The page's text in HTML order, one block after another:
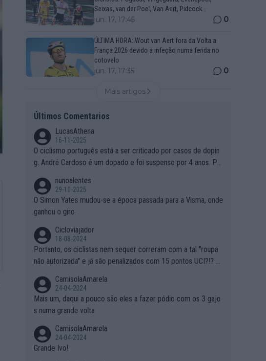
Seixas, van der Poel, Van Aert, Pidcock...
jun. 17, 17:45 0
ÚLTIMA HORA: Wout van Aert fora da Volta a
França 2026 devido a infeção numa ferida no
cotovelo
jun. 17, 17:35 0
Mais artigos
Últimos Comentarios
LucasAthena
16-11-2025
O ciclismo português está a ser criticado por casos de dopin
g. André Cardoso é um dopado e foi suspenso por 4 anos. Po
pado?
nunoalentes
29-10-2025
O Simon Yates mudou-se a época passada para a Visma, onde
ganhou o giro.
Cicloviajador
18-08-2024
Portanto, os ciclistas nem sequer correram com a tal "roupa
não autorizada" e já são penalizados com 15 pontos UCI?!? S
entende... Mas penalizar os atletas retirando-lhes pontos??? Is
to é roubar na secretaria o que os atletas conquistam na estra
da!
CamisolaAmarela
24-04-2024
Mais um, daqui a pouco são eles a fazer pódio com os 3 gajo
s numa grande volta
CamisolaAmarela
24-04-2024
Grande Ivo!